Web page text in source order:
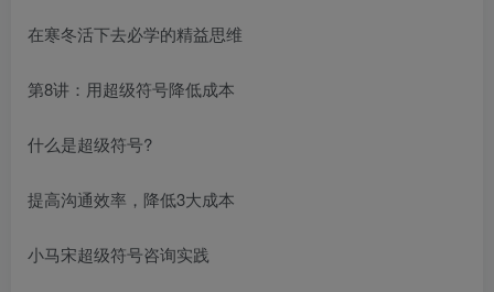
在寒冬活下去必学的精益思维
第8讲：用超级符号降低成本
什么是超级符号?
提高沟通效率，降低3大成本
小马宋超级符号咨询实践